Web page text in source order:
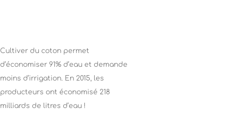
Cultiver du coton permet
d’économiser 91% d’eau et demande
moins d’irrigation. En 2015, les
producteurs ont économisé 218
milliards de litres d’eau !